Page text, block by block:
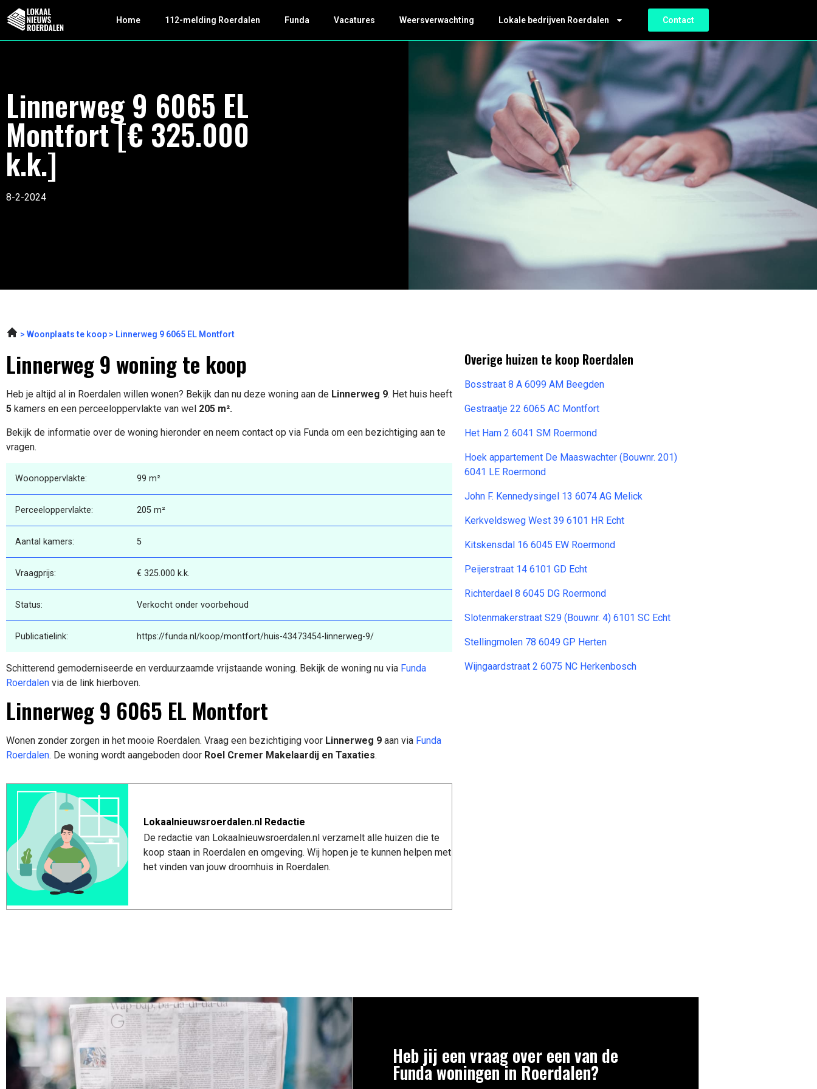
Home 112-melding Roerdalen Funda Vacatures Weersverwachting Lokale bedrijven Roerdalen Contact
Linnerweg 9 6065 EL
Montfort [€ 325.000
k.k.]
8-2-2024
Woonplaats te koop Linnerweg 9 6065 EL Montfort
Linnerweg 9 woning te koop
Heb je altijd al in Roerdalen willen wonen? Bekijk dan nu deze woning aan de Linnerweg 9. Het huis heeft
5 kamers en een perceeloppervlakte van wel 205 m².
Bekijk de informatie over de woning hieronder en neem contact op via Funda om een bezichtiging aan te
vragen.
Woonoppervlakte: 99 m²
Perceeloppervlakte: 205 m²
Aantal kamers: 5
Vraagprijs: € 325.000 k.k.
Status: Verkocht onder voorbehoud
Publicatielink: https://funda.nl/koop/montfort/huis-43473454-linnerweg-9/
Schitterend gemoderniseerde en verduurzaamde vrijstaande woning. Bekijk de woning nu via Funda
Roerdalen via de link hierboven.
Linnerweg 9 6065 EL Montfort
Wonen zonder zorgen in het mooie Roerdalen. Vraag een bezichtiging voor Linnerweg 9 aan via Funda
Roerdalen. De woning wordt aangeboden door Roel Cremer Makelaardij en Taxaties.
Lokaalnieuwsroerdalen.nl Redactie
De redactie van Lokaalnieuwsroerdalen.nl verzamelt alle huizen die te
koop staan in Roerdalen en omgeving. Wij hopen je te kunnen helpen met
het vinden van jouw droomhuis in Roerdalen.
Overige huizen te koop Roerdalen
Bosstraat 8 A 6099 AM Beegden
Gestraatje 22 6065 AC Montfort
Het Ham 2 6041 SM Roermond
Hoek appartement De Maaswachter (Bouwnr. 201)
6041 LE Roermond
John F. Kennedysingel 13 6074 AG Melick
Kerkveldsweg West 39 6101 HR Echt
Kitskensdal 16 6045 EW Roermond
Peijerstraat 14 6101 GD Echt
Richterdael 8 6045 DG Roermond
Slotenmakerstraat S29 (Bouwnr. 4) 6101 SC Echt
Stellingmolen 78 6049 GP Herten
Wijngaardstraat 2 6075 NC Herkenbosch
Heb jij een vraag over een van de
Funda woningen in Roerdalen?